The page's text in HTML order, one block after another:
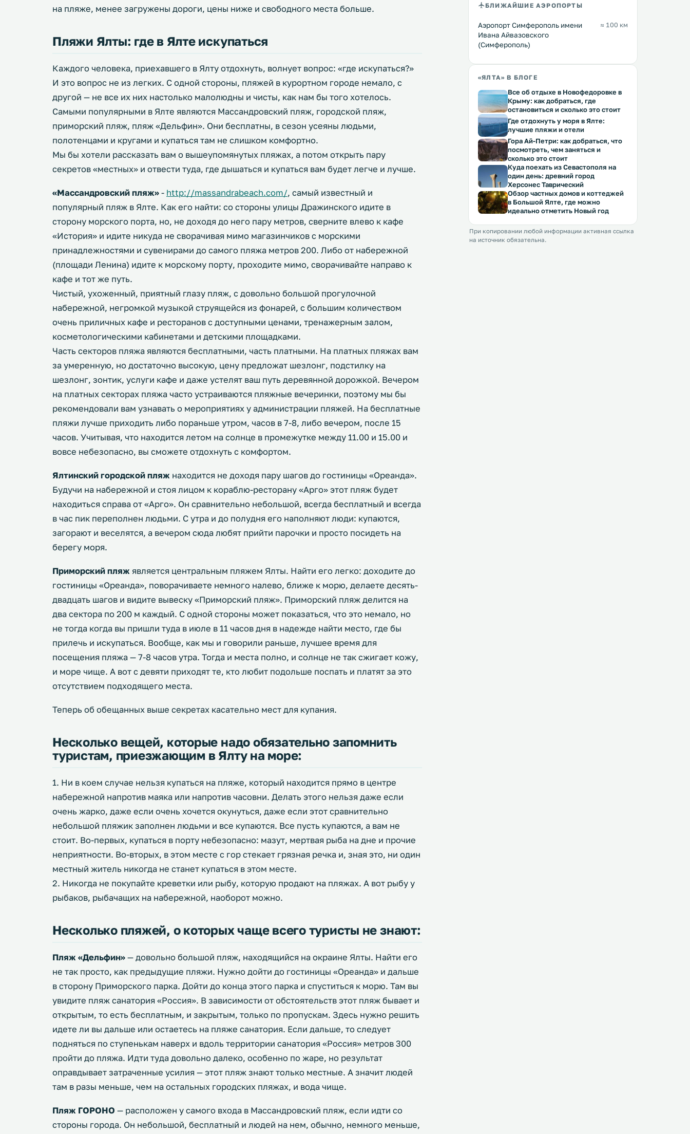
на пляже, менее загружены дороги, цены ниже и свободного места больше.
Пляжи Ялты: где в Ялте искупаться
Каждого человека, приехавшего в Ялту отдохнуть, волнует вопрос: «где искупаться?»
И это вопрос не из легких. С одной стороны, пляжей в курортном городе немало, с
другой — не все их них настолько малолюдны и чисты, как нам бы того хотелось.
Самыми популярными в Ялте являются Массандровский пляж, городской пляж,
приморский пляж, пляж «Дельфин». Они бесплатны, в сезон усеяны людьми,
полотенцами и кругами и купаться там не слишком комфортно.
Мы бы хотели рассказать вам о вышеупомянутых пляжах, а потом открыть пару
секретов «местных» и отвести туда, где дышаться и купаться вам будет легче и лучше.
«Массандровский пляж» - http://massandrabeach.com/, самый известный и
популярный пляж в Ялте. Как его найти: со стороны улицы Дражинского идите в
сторону морского порта, но, не доходя до него пару метров, сверните влево к кафе
«История» и идите никуда не сворачивая мимо магазинчиков с морскими
принадлежностями и сувенирами до самого пляжа метров 200. Либо от набережной
(площади Ленина) идите к морскому порту, проходите мимо, сворачивайте направо к
кафе и тот же путь.
Чистый, ухоженный, приятный глазу пляж, с довольно большой прогулочной
набережной, негромкой музыкой струящейся из фонарей, с большим количеством
очень приличных кафе и ресторанов с доступными ценами, тренажерным залом,
косметологическими кабинетами и детскими площадками.
Часть секторов пляжа являются бесплатными, часть платными. На платных пляжах вам
за умеренную, но достаточно высокую, цену предложат шезлонг, подстилку на
шезлонг, зонтик, услуги кафе и даже устелят ваш путь деревянной дорожкой. Вечером
на платных секторах пляжа часто устраиваются пляжные вечеринки, поэтому мы бы
рекомендовали вам узнавать о мероприятиях у администрации пляжей. На бесплатные
пляжи лучше приходить либо пораньше утром, часов в 7-8, либо вечером, после 15
часов. Учитывая, что находится летом на солнце в промежутке между 11.00 и 15.00 и
вовсе небезопасно, вы сможете отдохнуть с комфортом.
Ялтинский городской пляж находится не доходя пару шагов до гостиницы «Ореанда».
Будучи на набережной и стоя лицом к кораблю-ресторану «Арго» этот пляж будет
находиться справа от «Арго». Он сравнительно небольшой, всегда бесплатный и всегда
в час пик переполнен людьми. С утра и до полудня его наполняют люди: купаются,
загорают и веселятся, а вечером сюда любят прийти парочки и просто посидеть на
берегу моря.
Приморский пляж является центральным пляжем Ялты. Найти его легко: доходите до
гостиницы «Ореанда», поворачиваете немного налево, ближе к морю, делаете десять-
двадцать шагов и видите вывеску «Приморский пляж». Приморский пляж делится на
два сектора по 200 м каждый. С одной стороны может показаться, что это немало, но
не тогда когда вы пришли туда в июле в 11 часов дня в надежде найти место, где бы
прилечь и искупаться. Вообще, как мы и говорили раньше, лучшее время для
посещения пляжа — 7-8 часов утра. Тогда и места полно, и солнце не так сжигает кожу,
и море чище. А вот с девяти приходят те, кто любит подольше поспать и платят за это
отсутствием подходящего места.
Теперь об обещанных выше секретах касательно мест для купания.
Несколько вещей, которые надо обязательно запомнить
туристам, приезжающим в Ялту на море:
1. Ни в коем случае нельзя купаться на пляже, который находится прямо в центре
набережной напротив маяка или напротив часовни. Делать этого нельзя даже если
очень жарко, даже если очень хочется окунуться, даже если этот сравнительно
небольшой пляжик заполнен людьми и все купаются. Все пусть купаются, а вам не
стоит. Во-первых, купаться в порту небезопасно: мазут, мертвая рыба на дне и прочие
неприятности. Во-вторых, в этом месте с гор стекает грязная речка и, зная это, ни один
местный житель никогда не станет купаться в этом месте.
2. Никогда не покупайте креветки или рыбу, которую продают на пляжах. А вот рыбу у
рыбаков, рыбачащих на набережной, наоборот можно.
Несколько пляжей, о которых чаще всего туристы не знают:
Пляж «Дельфин» — довольно большой пляж, находящийся на окраине Ялты. Найти его
не так просто, как предыдущие пляжи. Нужно дойти до гостиницы «Ореанда» и дальше
в сторону Приморского парка. Дойти до конца этого парка и спуститься к морю. Там вы
увидите пляж санатория «Россия». В зависимости от обстоятельств этот пляж бывает и
открытым, то есть бесплатным, и закрытым, только по пропускам. Здесь нужно решить
идете ли вы дальше или остаетесь на пляже санатория. Если дальше, то следует
подняться по ступенькам наверх и вдоль территории санатория «Россия» метров 300
пройти до пляжа. Идти туда довольно далеко, особенно по жаре, но результат
оправдывает затраченные усилия — этот пляж знают только местные. А значит людей
там в разы меньше, чем на остальных городских пляжах, и вода чище.
Пляж ГОРОНО — расположен у самого входа в Массандровский пляж, если идти со
стороны города. Он небольшой, бесплатный и людей на нем, обычно, немного меньше,
БЛИЖАЙШИЕ АЭРОПОРТЫ
Аэропорт Симферополь имени
Ивана Айвазовского
(Симферополь)
≈ 100 км
«ЯЛТА» В БЛОГЕ
Все об отдыхе в Новофедоровке в
Крыму: как добраться, где
остановиться и сколько это стоит
Где отдохнуть у моря в Ялте:
лучшие пляжи и отели
Гора Ай-Петри: как добраться, что
посмотреть, чем заняться и
сколько это стоит
Куда поехать из Севастополя на
один день: древний город
Херсонес Таврический
Обзор частных домов и коттеджей
в Большой Ялте, где можно
идеально отметить Новый год
При копировании любой информации активная ссылка
на источник обязательна.